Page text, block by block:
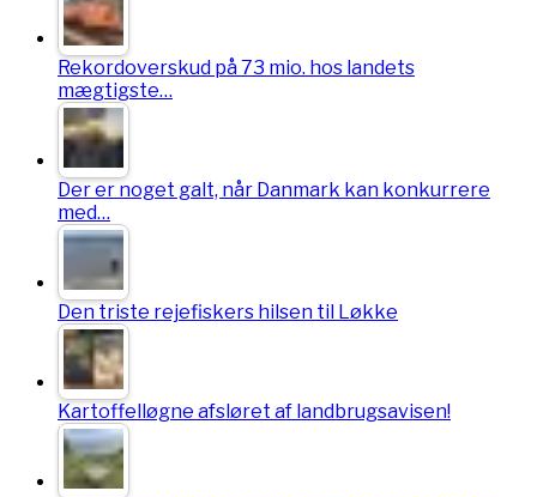
Rekordoverskud på 73 mio. hos landets
mægtigste…
Der er noget galt, når Danmark kan konkurrere
med…
Den triste rejefiskers hilsen til Løkke
Kartoffelløgne afsløret af landbrugsavisen!